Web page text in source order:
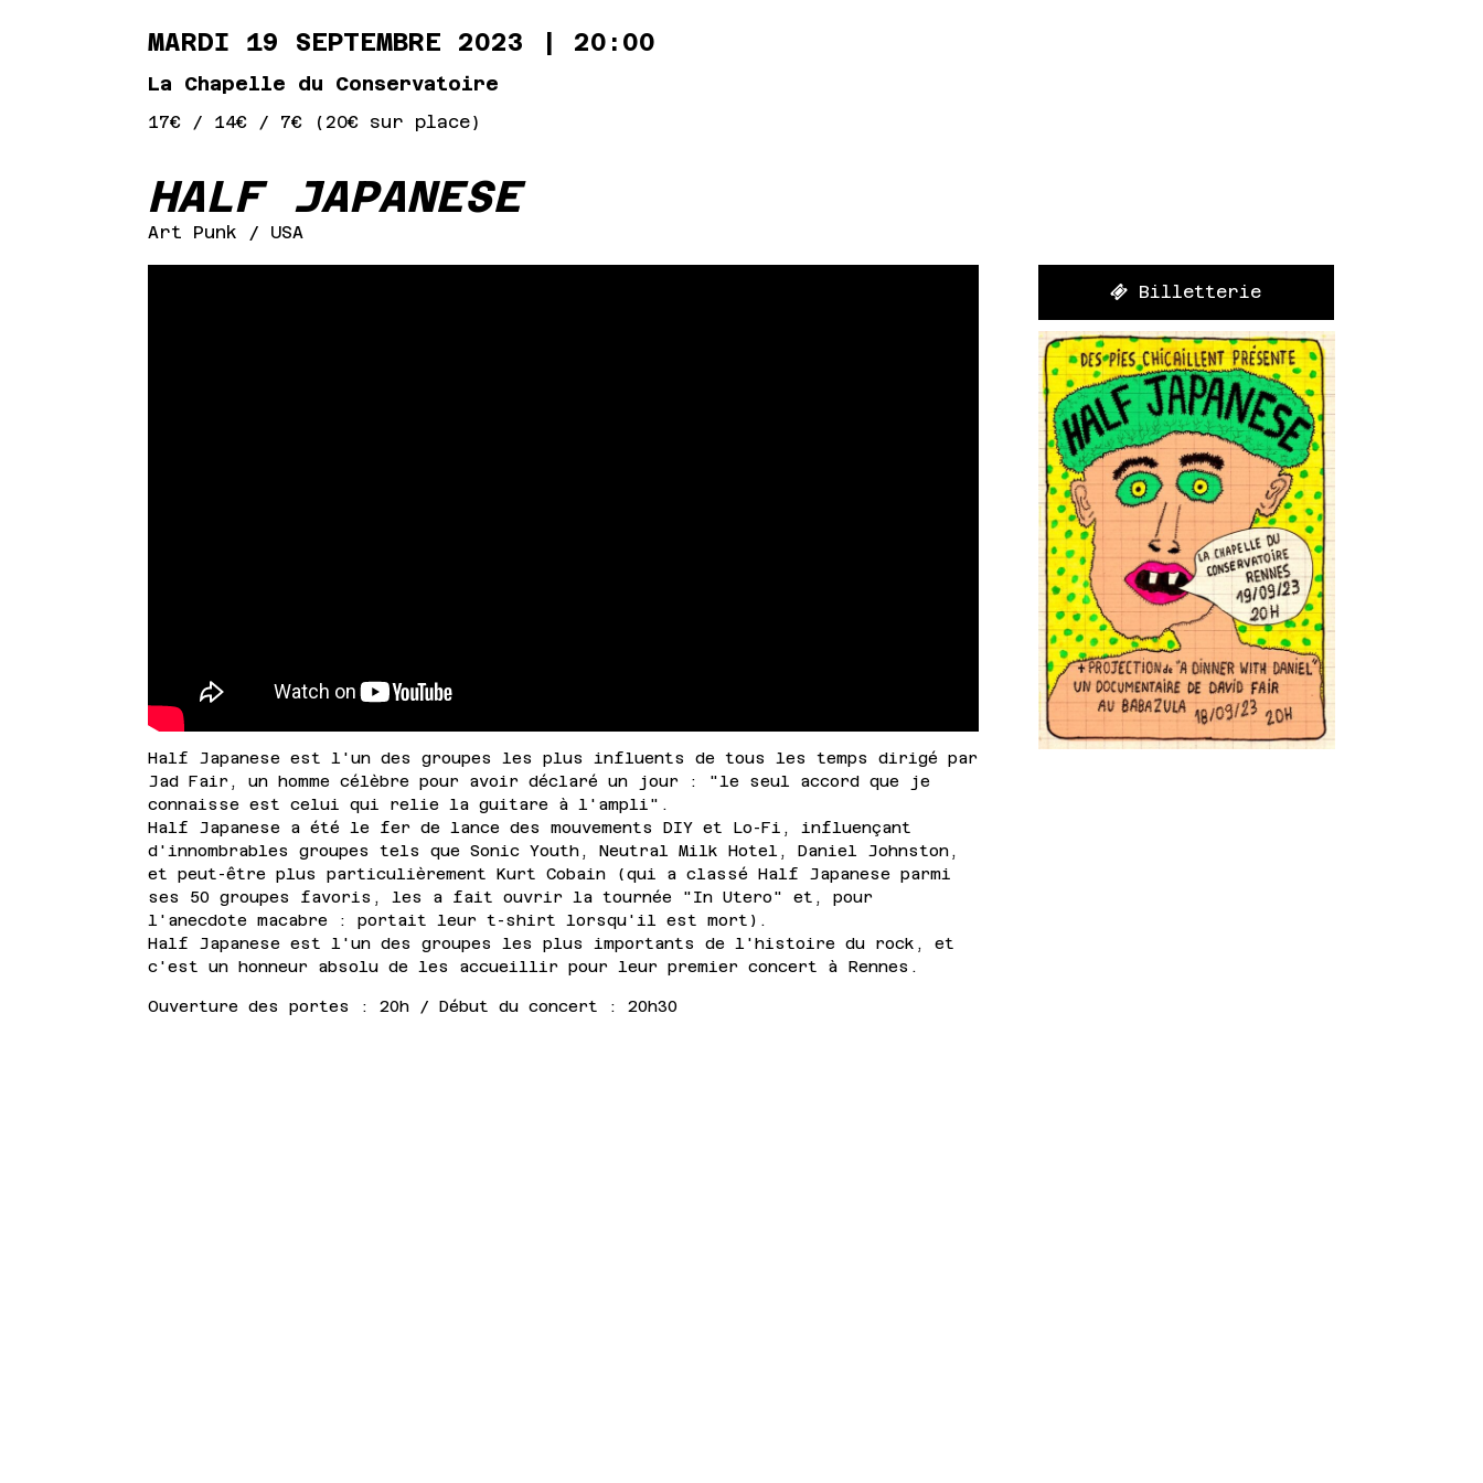
MARDI 19 SEPTEMBRE 2023 | 20:00
La Chapelle du Conservatoire
17€ / 14€ / 7€ (20€ sur place)
HALF JAPANESE
Art Punk / USA
Half Japanese est l'un des groupes les plus influents de tous les temps dirigé par
Jad Fair, un homme célèbre pour avoir déclaré un jour : "le seul accord que je
connaisse est celui qui relie la guitare à l'ampli".
Half Japanese a été le fer de lance des mouvements DIY et Lo-Fi, influençant
d'innombrables groupes tels que Sonic Youth, Neutral Milk Hotel, Daniel Johnston,
et peut-être plus particulièrement Kurt Cobain (qui a classé Half Japanese parmi
ses 50 groupes favoris, les a fait ouvrir la tournée "In Utero" et, pour
l'anecdote macabre : portait leur t-shirt lorsqu'il est mort).
Half Japanese est l'un des groupes les plus importants de l'histoire du rock, et
c'est un honneur absolu de les accueillir pour leur premier concert à Rennes.
Ouverture des portes : 20h / Début du concert : 20h30
Billetterie